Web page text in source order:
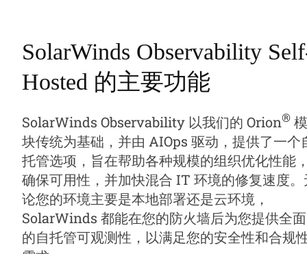
SolarWinds Observability
Hosted 的主要功能
SolarWinds Observability 以我们的 Orion® 模
块传统为基础，并由 AIOps 驱动，提供了一个
托管选项，旨在帮助各种规模的组织优化性能
确保可用性，并加快混合 IT 环境的修复速度。
论您的环境主要是本地部署还是云环境，
SolarWinds 都能在您的防火墙后为您提供全面
的自托管可观测性，以满足您的安全性和合规